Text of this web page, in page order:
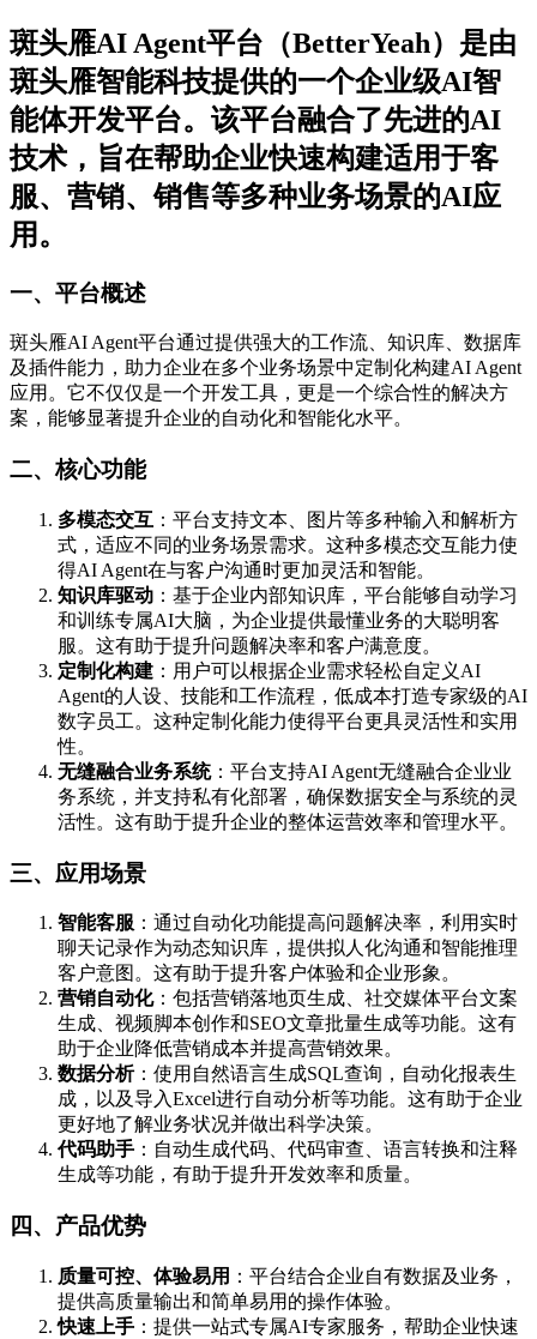
斑头雁AI Agent平台（BetterYeah）是由
斑头雁智能科技提供的一个企业级AI智
能体开发平台。该平台融合了先进的AI
技术，旨在帮助企业快速构建适用于客
服、营销、销售等多种业务场景的AI应
用。
一、平台概述
斑头雁AI Agent平台通过提供强大的工作流、知识库、数据库
及插件能力，助力企业在多个业务场景中定制化构建AI Agent
应用。它不仅仅是一个开发工具，更是一个综合性的解决方
案，能够显著提升企业的自动化和智能化水平。
二、核心功能
多模态交互 ：平台支持文本、图片等多种输入和解析方
式，适应不同的业务场景需求。这种多模态交互能力使
得AI Agent在与客户沟通时更加灵活和智能。
知识库驱动 ：基于企业内部知识库，平台能够自动学习
和训练专属AI大脑，为企业提供最懂业务的大聪明客
服。这有助于提升问题解决率和客户满意度。
定制化构建 ：用户可以根据企业需求轻松自定义AI
Agent的人设、技能和工作流程，低成本打造专家级的AI
数字员工。这种定制化能力使得平台更具灵活性和实用
性。
无缝融合业务系统：平台支持AI Agent无缝融合企业业
务系统，并支持私有化部署，确保数据安全与系统的灵
活性。这有助于提升企业的整体运营效率和管理水平。
三、应用场景
智能客服 ：通过自动化功能提高问题解决率，利用实时
聊天记录作为动态知识库，提供拟人化沟通和智能推理
客户意图。这有助于提升客户体验和企业形象。
营销自动化：包括营销落地页生成、社交媒体平台文案
生成、视频脚本创作和SEO文章批量生成等功能。这有
助于企业降低营销成本并提高营销效果。
数据分析：使用自然语言生成SQL查询，自动化报表生
成，以及导入Excel进行自动分析等功能。这有助于企业
更好地了解业务状况并做出科学决策。
代码助手 ：自动生成代码、代码审查、语言转换和注释
生成等功能，有助于提升开发效率和质量。
四、产品优势
质量可控、体验易用 ：平台结合企业自有数据及业务，
提供高质量输出和简单易用的操作体验。
快速上手 ：提供一站式专属AI专家服务，帮助企业快速